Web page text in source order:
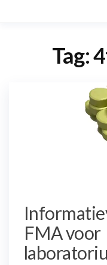
Tag:
FMA voor